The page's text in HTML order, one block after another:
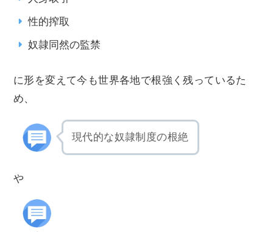
性的搾取
奴隷同然の監禁
に形を変えて今も世界各地で根強く残っているた
め、
現代的な奴隷制度の根絶
や